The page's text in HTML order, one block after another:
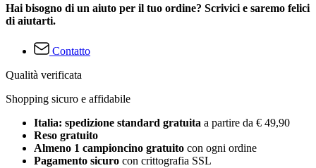
Hai bisogno di un aiuto per il tuo ordine? Scrivici e saremo felici
di aiutarti.
Contatto
Qualità verificata
Shopping sicuro e affidabile
Italia: spedizione standard gratuita a partire da € 49,90
Reso gratuito
Almeno 1 campioncino gratuito con ogni ordine
Pagamento sicuro con crittografia SSL